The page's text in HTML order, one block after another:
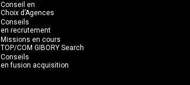
Conseil en
Choix d’Agences
Conseils
en recrutement
Missions en cours
TOP/COM GIBORY Search
Conseils
en fusion acquisition